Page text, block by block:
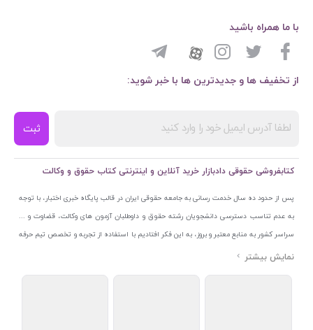
از تخفیف ها و جدیدترین ها با خبر شوید:
ثبت
با ما همراه باشید
کتابفروشی حقوقی دادبازار خرید آنلاین و اینترنتی کتاب حقوق و وکالت
پس از حدود ده سال خدمت رسانی به جامعه حقوقی ایران در قالب پایگاه خبری اختبار، با توجه
به عدم تناسب دسترسی دانشجویان رشته حقوق و داوطلبان آزمون های وکالت، قضاوت و ...
سراسر کشور به منابع معتبر و بروز، به این فکر افتادیم با استفاده از تجربه و تخصص تیم حرفه
ای اختبار خدمتی جدید به جامعه حقوقی ایران ارائه کنیم. به این منظور با راه اندازی و تجهیز